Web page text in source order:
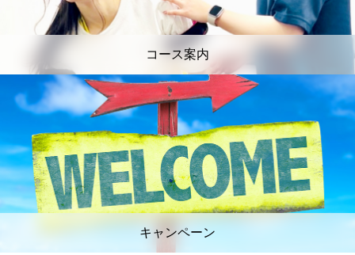
コース案内
キャンペーン